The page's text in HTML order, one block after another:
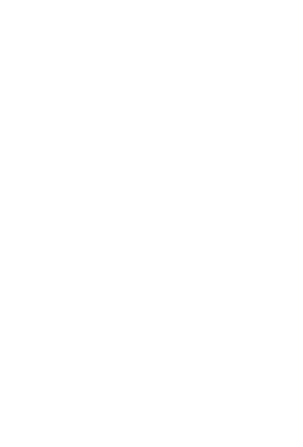
virtuels qui reviennent régulièrement pour découvrir vos
mettre en place une sorte de
les matins, par exemple. Le rythme peut être différent
un nombre incalculable de photos tous les jours. Fixez-
qui finit par payer. Il faut instaurer un certain sérieux,
dans votre activité
activité d’influenceuse mode. Vous devez en effet avoir
lancer votre activité. Cependant, pas de panique ! Avec
trouverez facilement votre bonheur
ressources comme :